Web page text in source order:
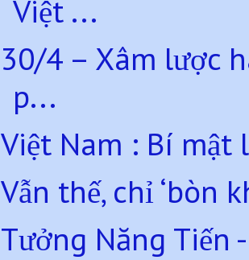
Việt ...
30/4 – Xâm lược
p...
Việt Nam : Bí mật
Vẫn thế, chỉ ‘bòn
Tưởng Năng Tiến